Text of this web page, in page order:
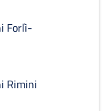
Forlì-
Rimini